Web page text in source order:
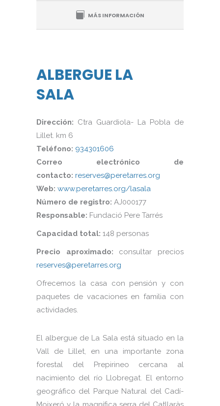
MÁS INFORMACIÓN
ALBERGUE LA
SALA
Dirección: Ctra Guardiola- La Pobla de
Lillet. km 6
Teléfono: 934301606
Correo electrónico de
contacto: reserves@peretarres.org
Web: www.peretarres.org/lasala
Número de registro: AJ000177
Responsable: Fundació Pere Tarrés
Capacidad total: 148 personas
Precio aproximado: consultar precios
reserves@peretarres.org
Ofrecemos la casa con pensión y con
paquetes de vacaciones en familia con
actividades.
El albergue de La Sala está situado en la
Vall de Lillet, en una importante zona
forestal del Prepirineo cercana al
nacimiento del río Llobregat. El entorno
geográfico del Parque Natural del Cadí-